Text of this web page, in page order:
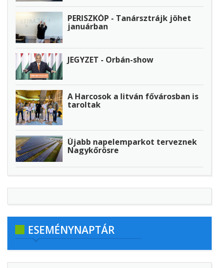
PERISZKÓP - Tanársztrájk jöhet
januárban
JEGYZET - Orbán-show
A Harcosok a litván fővárosban is
taroltak
Újabb napelemparkot terveznek
Nagykőrösre
ESEMÉNYNAPTÁR